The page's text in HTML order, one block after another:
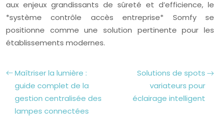
aux enjeux grandissants de sûreté et d’efficience, le
*système contrôle accès entreprise* Somfy se
positionne comme une solution pertinente pour les
établissements modernes.
Maîtriser la lumière :
guide complet de la
gestion centralisée des
lampes connectées
Solutions de spots
variateurs pour
éclairage intelligent